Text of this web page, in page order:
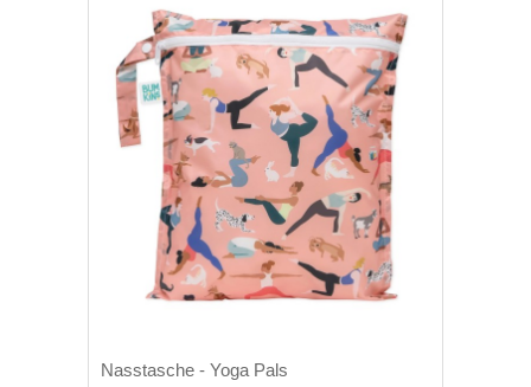
Nasstasche - Yoga Pals